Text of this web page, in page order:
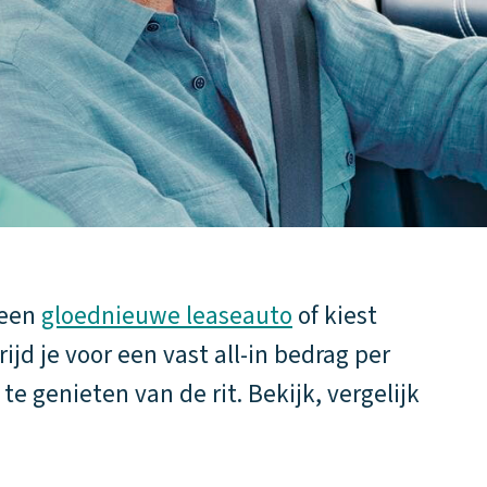
gloednieuwe leaseauto of kiest
je voor een vast all-in bedrag per
genieten van de rit. Bekijk, vergelijk